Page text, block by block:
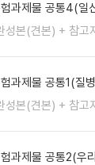
과제물 공통4(일
성본(견본) + 참고
과제물 공통1(질
성본(견본) + 참고
과제물 공통2(우